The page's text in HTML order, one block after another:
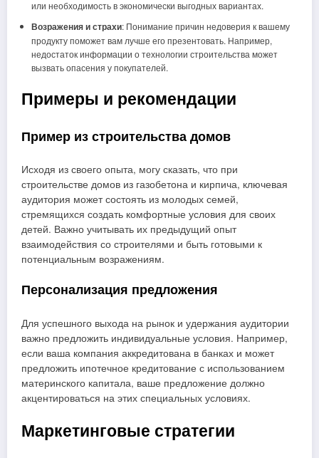
или необходимость в экономически выгодных вариантах.
Возражения и страхи: Понимание причин недоверия к вашему
продукту поможет вам лучше его презентовать. Например,
недостаток информации о технологии строительства может
вызвать опасения у покупателей.
Примеры и рекомендации
Пример из строительства домов
Исходя из своего опыта, могу сказать, что при
строительстве домов из газобетона и кирпича, ключевая
аудитория может состоять из молодых семей,
стремящихся создать комфортные условия для своих
детей. Важно учитывать их предыдущий опыт
взаимодействия со строителями и быть готовыми к
потенциальным возражениям.
Персонализация предложения
Для успешного выхода на рынок и удержания аудитории
важно предложить индивидуальные условия. Например,
если ваша компания аккредитована в банках и может
предложить ипотечное кредитование с использованием
материнского капитала, ваше предложение должно
акцентироваться на этих специальных условиях.
Маркетинговые стратегии